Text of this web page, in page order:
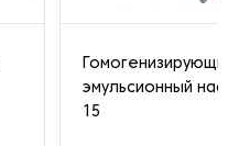
Гомогенизирующий
эмульсионный
15